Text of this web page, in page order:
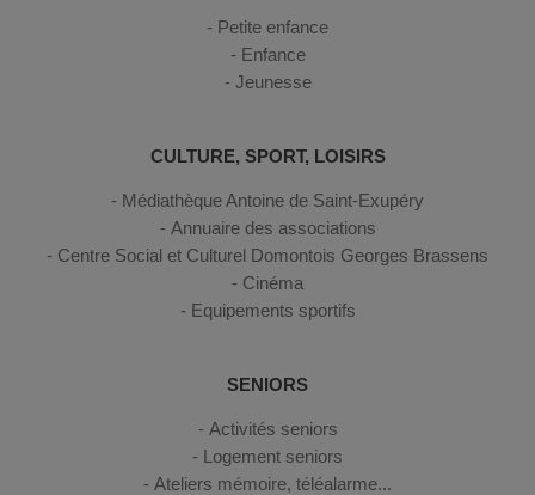
Petite enfance
Enfance
Jeunesse
CULTURE, SPORT, LOISIRS
Médiathèque Antoine de Saint-Exupéry
Annuaire des associations
Centre Social et Culturel Domontois Georges Brassens
Cinéma
Equipements sportifs
SENIORS
Activités seniors
Logement seniors
Ateliers mémoire, téléalarme...